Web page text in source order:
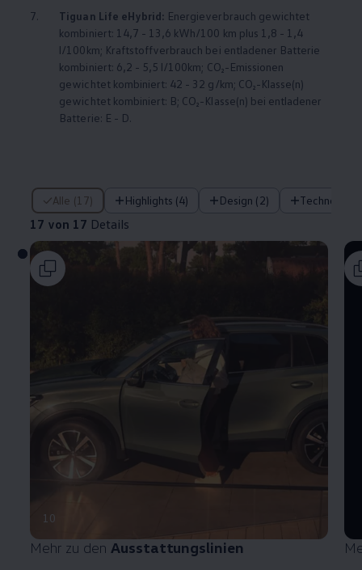
7. Tiguan Life eHybrid: Energieverbrauch gewichtet
kombiniert: 14,7 - 13,6 kWh/100 km plus 1,8 - 1,4
l/100km; Kraftstoffverbrauch bei entladener Batterie
kombiniert: 6,2 - 5,5 l/100km; CO₂-Emissionen
gewichtet kombiniert: 42 - 32 g/km; CO₂-Klasse(n)
gewichtet kombiniert: B; CO₂-Klasse(n) bei entladener
Batterie: E - D.
Alle (17) Highlights (4) Design (2)
17 von 17 Details
17 von 17 Details
10
Mehr zu den Ausstattungslinien